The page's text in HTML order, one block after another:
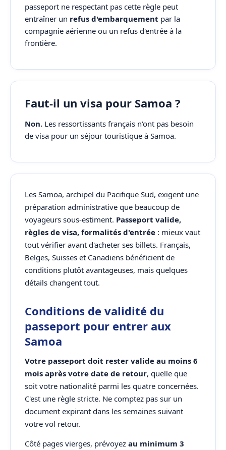
passeport ne respectant pas cette règle peut
entraîner un refus d'embarquement par la
compagnie aérienne ou un refus d'entrée à la
frontière.
Faut-il un visa pour Samoa ?
Non. Les ressortissants français n'ont pas besoin
de visa pour un séjour touristique à Samoa.
Les Samoa, archipel du Pacifique Sud, exigent une
préparation administrative que beaucoup de
voyageurs sous-estiment. Passeport valide,
règles de visa, formalités d'entrée : mieux vaut
tout vérifier avant d'acheter ses billets. Français,
Belges, Suisses et Canadiens bénéficient de
conditions plutôt avantageuses, mais quelques
détails changent tout.
Conditions de validité du
passeport pour entrer aux
Samoa
Votre passeport doit rester valide au moins 6
mois après votre date de retour, quelle que
soit votre nationalité parmi les quatre concernées.
C'est une règle stricte. Ne comptez pas sur un
document expirant dans les semaines suivant
votre vol retour.
Côté pages vierges, prévoyez au minimum 3